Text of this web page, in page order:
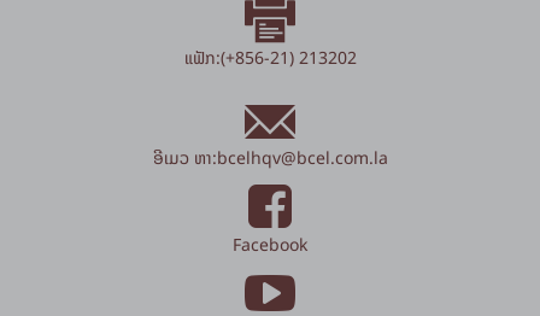
ແຟັກ:(+856-21) 213202
ອີເມວ ຫາ:bcelhqv@bcel.com.la
Facebook